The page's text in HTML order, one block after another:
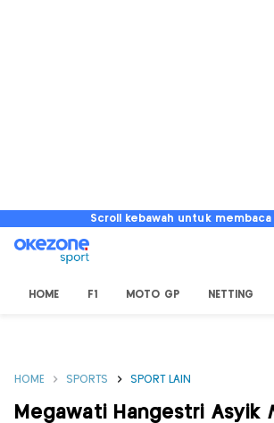
Scroll kebawah untuk membaca
HOME F1 MOTO GP NETTING
HOME SPORTS SPORT LAIN
Megawati Hangestri Asyik